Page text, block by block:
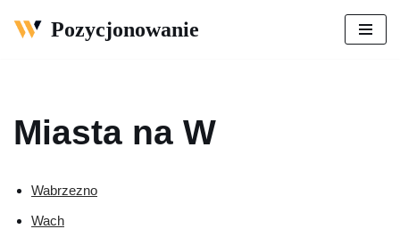
Pozycjonowanie
Miasta na W
Wabrzezno
Wach